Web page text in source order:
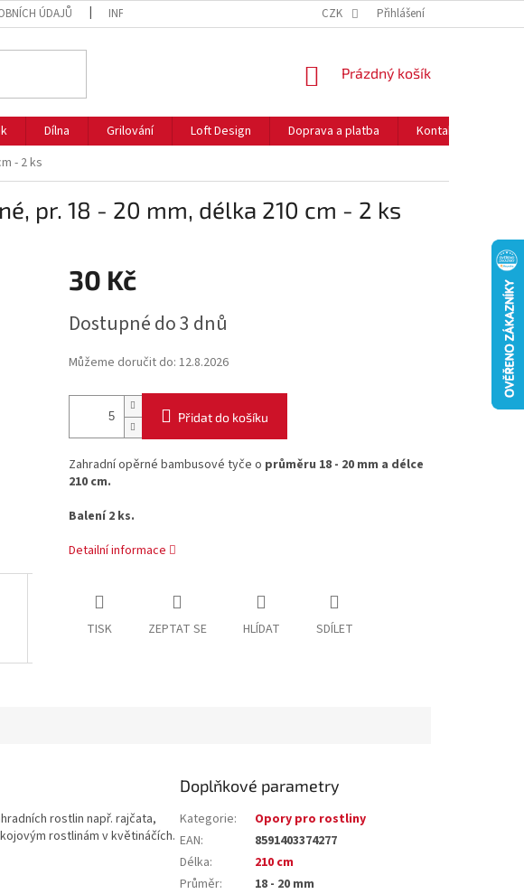
ÚDAJŮ INFORMACE O COOKIES NEJČASTĚJŠÍ OTÁZKY
CZK Přihlášení
NÁKUPNÍ
Prázdný košík
Dílna Grilování Loft Design Doprava a platba Kontakty
- 2 ks
pr. 18 - 20 mm, délka 210 cm - 2 ks
30 Kč
cena:
Dostupné do 3 dnů
Můžeme doručit do: 12.8.2026
Přidat do košíku
Zahradní opěrné bambusové tyče o průměru 18 - 20 mm a délce
210 cm.
Balení 2 ks.
Detailní informace
TISK ZEPTAT SE HLÍDAT SDÍLET
rostlin např. rajčata,
rostlinám v květináčích.
Doplňkové parametry
Kategorie:
Opory pro rostliny
EAN:
8591403374277
Délka:
210 cm
Průměr:
18 - 20 mm